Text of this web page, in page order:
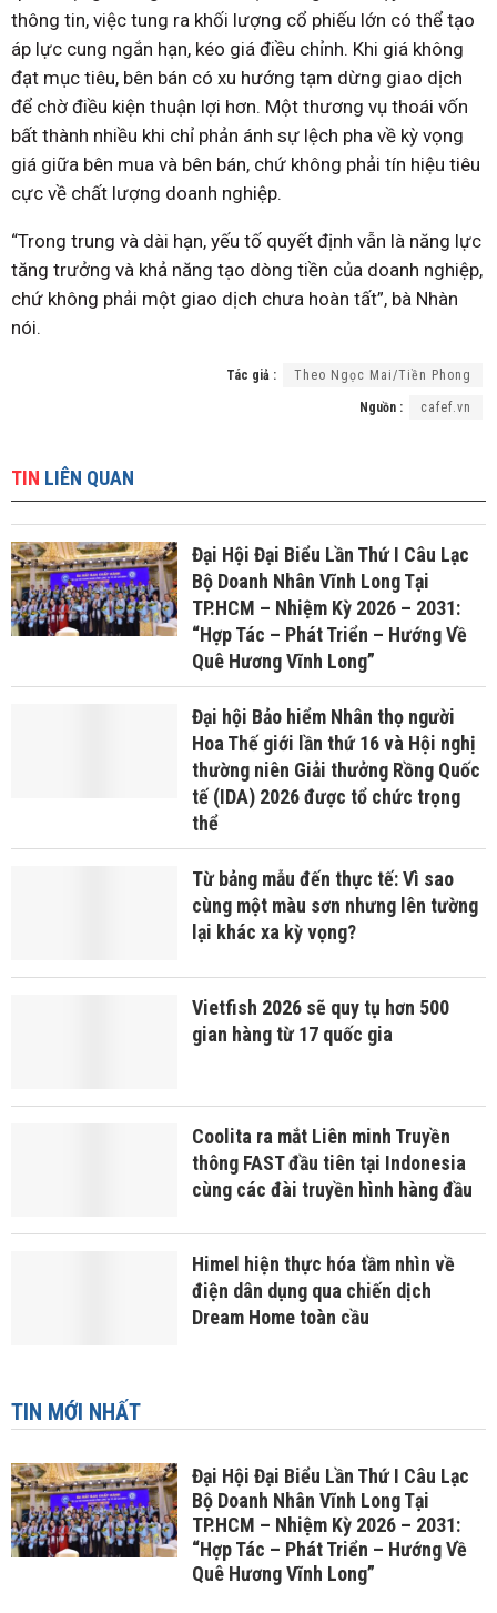
thông tin, việc tung ra khối lượng cổ phiếu lớn có thể tạo
áp lực cung ngắn hạn, kéo giá điều chỉnh. Khi giá không
đạt mục tiêu, bên bán có xu hướng tạm dừng giao dịch
để chờ điều kiện thuận lợi hơn. Một thương vụ thoái vốn
bất thành nhiều khi chỉ phản ánh sự lệch pha về kỳ vọng
giá giữa bên mua và bên bán, chứ không phải tín hiệu tiêu
cực về chất lượng doanh nghiệp.
“Trong trung và dài hạn, yếu tố quyết định vẫn là năng lực
tăng trưởng và khả năng tạo dòng tiền của doanh nghiệp,
chứ không phải một giao dịch chưa hoàn tất”, bà Nhàn
nói.
Tác giả : Theo Ngọc Mai/Tiền Phong
Nguồn : cafef.vn
TIN LIÊN QUAN
Đại Hội Đại Biểu Lần Thứ I Câu Lạc
Bộ Doanh Nhân Vĩnh Long Tại
TP.HCM – Nhiệm Kỳ 2026 – 2031:
“Hợp Tác – Phát Triển – Hướng Về
Quê Hương Vĩnh Long”
Đại hội Bảo hiểm Nhân thọ người
Hoa Thế giới lần thứ 16 và Hội nghị
thường niên Giải thưởng Rồng Quốc
tế (IDA) 2026 được tổ chức trọng
thể
Từ bảng mẫu đến thực tế: Vì sao
cùng một màu sơn nhưng lên tường
lại khác xa kỳ vọng?
Vietfish 2026 sẽ quy tụ hơn 500
gian hàng từ 17 quốc gia
Coolita ra mắt Liên minh Truyền
thông FAST đầu tiên tại Indonesia
cùng các đài truyền hình hàng đầu
Himel hiện thực hóa tầm nhìn về
điện dân dụng qua chiến dịch
Dream Home toàn cầu
TIN MỚI NHẤT
Đại Hội Đại Biểu Lần Thứ I Câu Lạc
Bộ Doanh Nhân Vĩnh Long Tại
TP.HCM – Nhiệm Kỳ 2026 – 2031:
“Hợp Tác – Phát Triển – Hướng Về
Quê Hương Vĩnh Long”